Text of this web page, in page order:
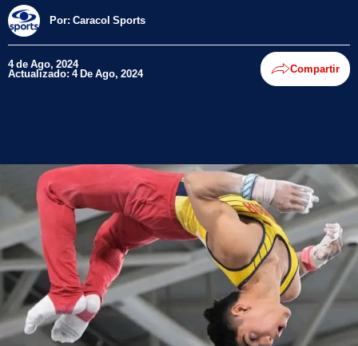
Por: Caracol Sports
4 de Ago, 2024
Actualizado: 4 De Ago, 2024 Compartir